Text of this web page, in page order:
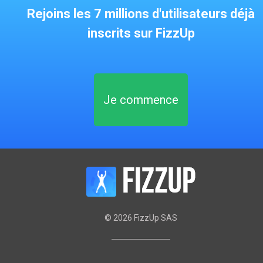
Rejoins les 7 millions d'utilisateurs déjà
inscrits sur FizzUp
Je commence
© 2026 FizzUp SAS